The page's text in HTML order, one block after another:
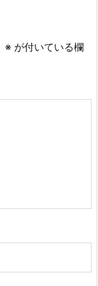
※ が付いている欄